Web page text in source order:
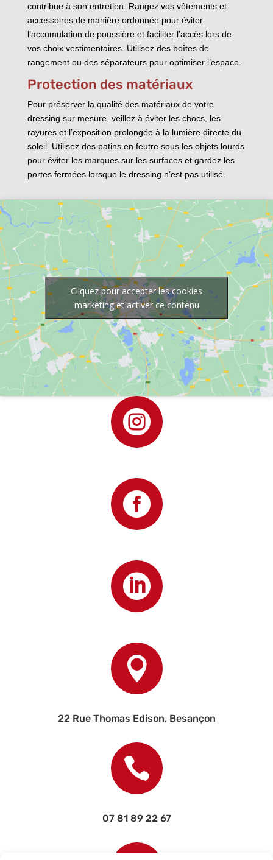
contribue à son entretien. Rangez vos vêtements et
accessoires de manière ordonnée pour éviter
l’accumulation de poussière et faciliter l’accès lors de
vos choix vestimentaires. Utilisez des boîtes de
rangement ou des séparateurs pour optimiser l’espace.
Protection des matériaux
Pour préserver la qualité des matériaux de votre
dressing sur mesure, veillez à éviter les chocs, les
rayures et l’exposition prolongée à la lumière directe du
soleil. Utilisez des patins en feutre sous les objets lourds
pour éviter les marques sur les surfaces et gardez les
portes fermées lorsque le dressing n’est pas utilisé.
Cliquez pour accepter les cookies
marketing et activer ce contenu




22 Rue Thomas Edison, Besançon

07 81 89 22 67